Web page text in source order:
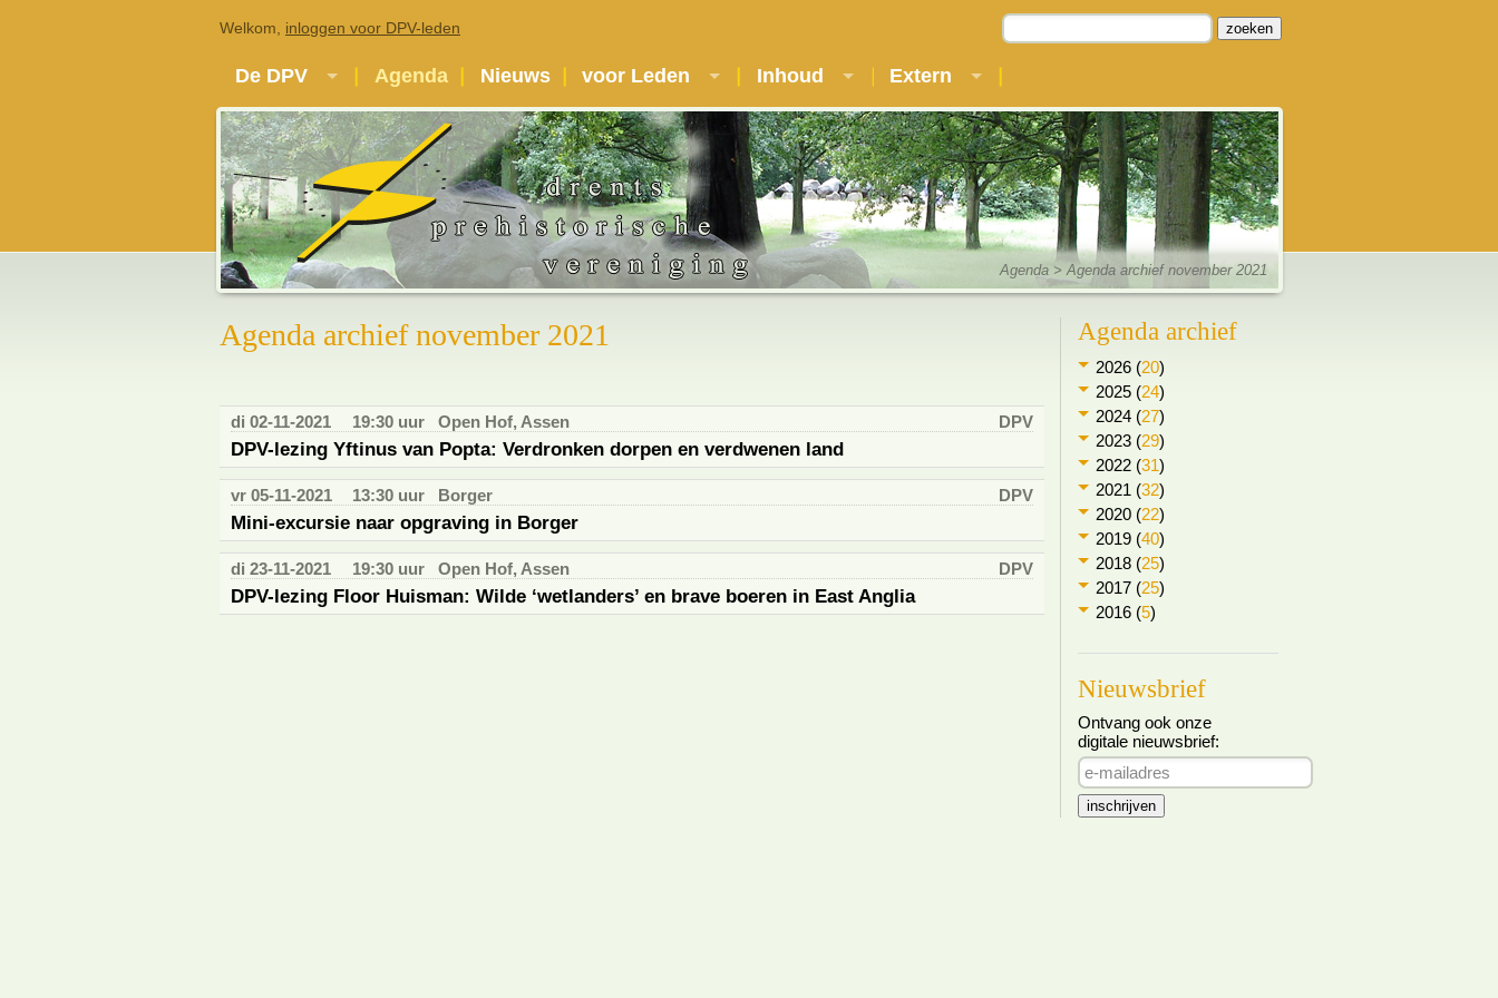
Agenda archief november 2021
di 02-11-2021 19:30 uur Open Hof, Assen DPV
DPV-lezing Yftinus van Popta: Verdronken dorpen en verdwenen land
vr 05-11-2021 13:30 uur Borger DPV
Mini-excursie naar opgraving in Borger
di 23-11-2021 19:30 uur Open Hof, Assen DPV
DPV-lezing Floor Huisman: Wilde ‘wetlanders’ en brave boeren in East Anglia
Agenda archief
2026 (20)
2025 (24)
2024 (27)
2023 (29)
2022 (31)
2021 (32)
2020 (22)
2019 (40)
2018 (25)
2017 (25)
2016 (5)
Nieuwsbrief
Ontvang ook onze
digitale nieuwsbrief:
Welkom, inloggen voor DPV-leden zoeken
De DPV Agenda Nieuws voor Leden Inhoud Extern
Agenda > Agenda archief november 2021